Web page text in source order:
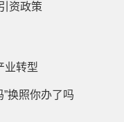
资政策
业转型
换照你办了吗